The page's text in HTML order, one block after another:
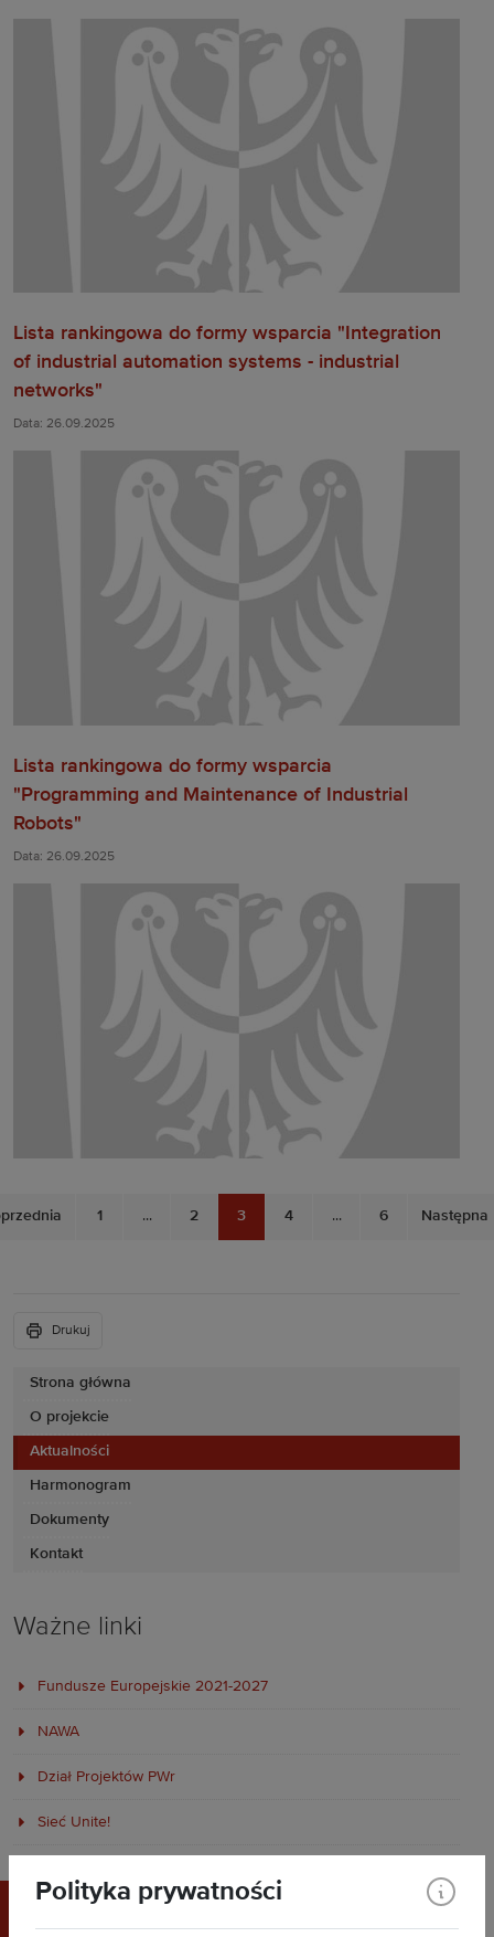
Strona główna
O projekcie
Aktualności
Harmonogram
Dokumenty
Kontakt
Ważne linki
Fundusze Europejskie 2021-2027
NAWA
Dział Projektów PWr
Sieć Unite!
Lista rankingowa do formy wsparcia "Integration
of industrial automation systems - industrial
networks"
Data: 26.09.2025
Lista rankingowa do formy wsparcia
"Programming and Maintenance of Industrial
Robots"
Data: 26.09.2025
1 ... 2 3 4 ... 6 Następna
Drukuj
Polityka prywatności